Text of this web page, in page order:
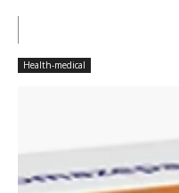
Health-medical